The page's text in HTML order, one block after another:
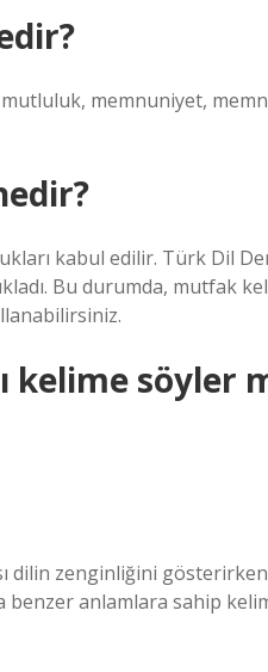
mutluluk, memnuniyet,
kabul edilir. Türk Dil
Bu durumda, mutfak
kelime söyler
dilin zenginliğini
benzer anlamlara sahip